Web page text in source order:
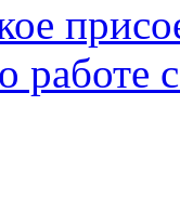
работе